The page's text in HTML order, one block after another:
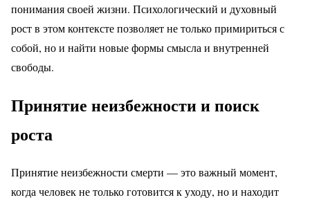
понимания своей жизни. Психологический и духовный
рост в этом контексте позволяет не только примириться с
собой, но и найти новые формы смысла и внутренней
свободы.
Принятие неизбежности и поиск
роста
Принятие неизбежности смерти — это важный момент,
когда человек не только готовится к уходу, но и находит